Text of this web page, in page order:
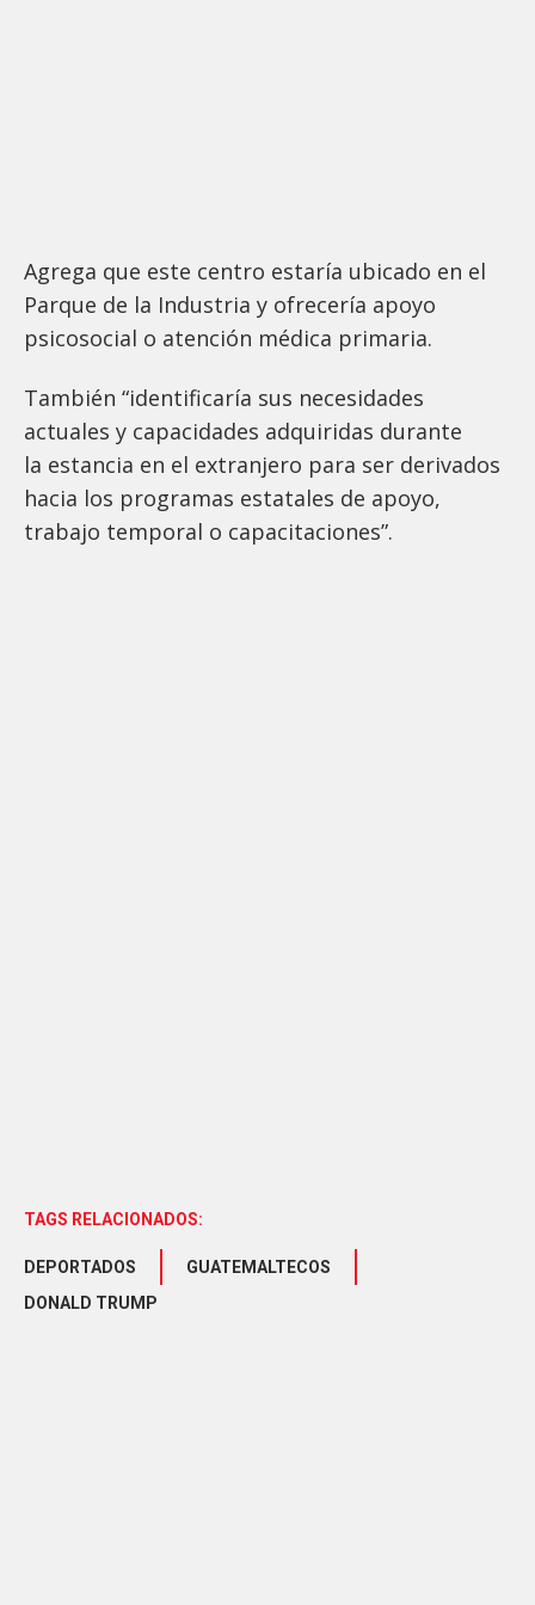
Agrega que este centro estaría ubicado en el
Parque de la Industria y ofrecería apoyo
psicosocial o atención médica primaria.
También “identificaría sus necesidades
actuales y capacidades adquiridas durante
la estancia en el extranjero para ser derivados
hacia los programas estatales de apoyo,
trabajo temporal o capacitaciones”.
TAGS RELACIONADOS:
DEPORTADOS
GUATEMALTECOS
DONALD TRUMP